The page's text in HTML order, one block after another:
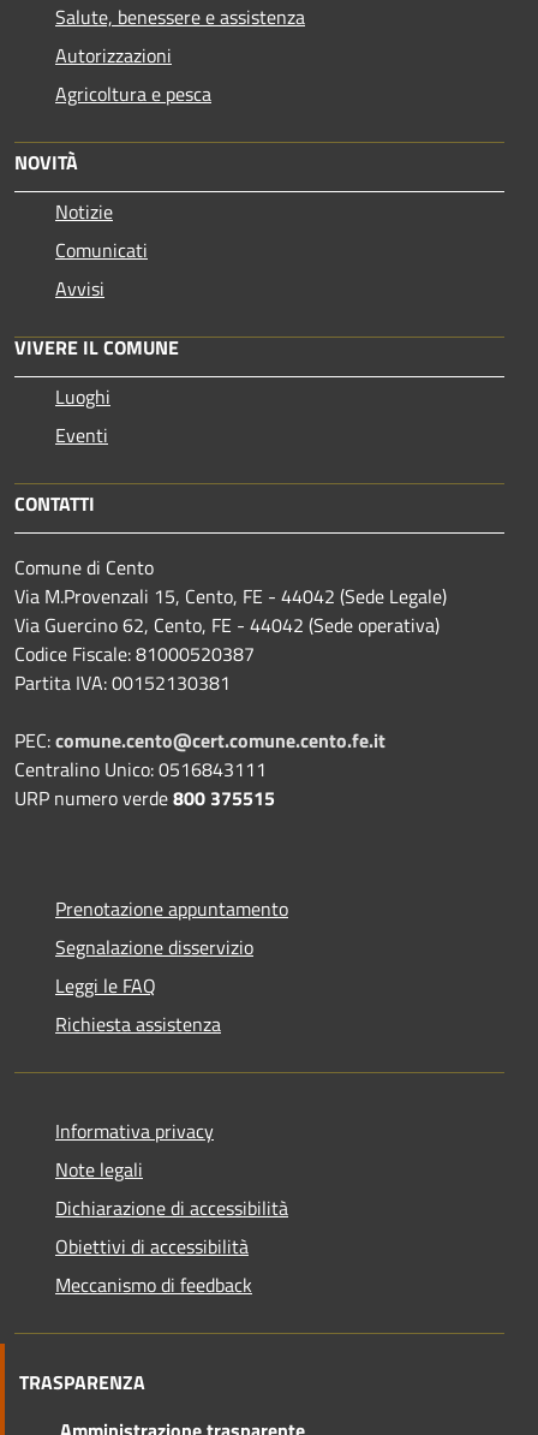
Salute, benessere e assistenza
Autorizzazioni
Agricoltura e pesca
NOVITÀ
Notizie
Comunicati
Avvisi
VIVERE IL COMUNE
Luoghi
Eventi
CONTATTI
Comune di Cento
Via M.Provenzali 15, Cento, FE - 44042 (Sede Legale)
Via Guercino 62, Cento, FE - 44042 (Sede operativa)
Codice Fiscale: 81000520387
Partita IVA: 00152130381
PEC:comune.cento@cert.comune.cento.fe.it
Centralino Unico: 0516843111
URP numero verde800 375515
Prenotazione appuntamento
Segnalazione disservizio
Leggi le FAQ
Richiesta assistenza
Informativa privacy
Note legali
Dichiarazione di accessibilità
Obiettivi di accessibilità
Meccanismo di feedback
TRASPARENZA